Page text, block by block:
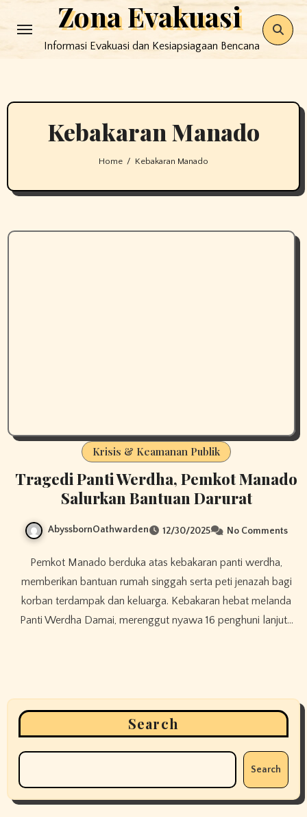
to
Zona Evakuasi
Informasi Evakuasi dan Kesiapsiagaan Bencana
Kebakaran Manado
Home Kebakaran Manado
Krisis & Keamanan Publik
Tragedi Panti Werdha, Pemkot Manado
Salurkan Bantuan Darurat
AbyssbornOathwarden 12/30/2025 No Comments
Pemkot Manado berduka atas kebakaran panti werdha,
memberikan bantuan rumah singgah serta peti jenazah bagi
korban terdampak dan keluarga. Kebakaran hebat melanda
Panti Werdha Damai, merenggut nyawa 16 penghuni lanjut…
Search
Search